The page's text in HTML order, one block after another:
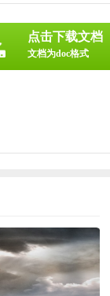
点击下载文档
文档为doc格式